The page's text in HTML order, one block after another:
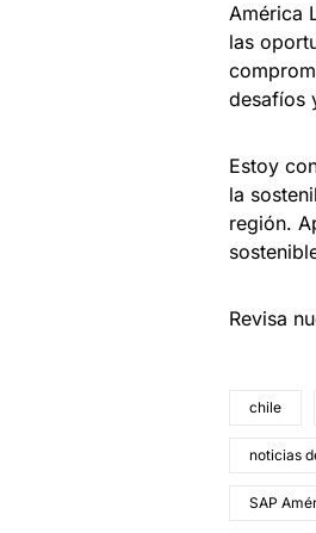
América
las
desafíos
Estoy
la
región.
Revisa
chile
noticias
SAP